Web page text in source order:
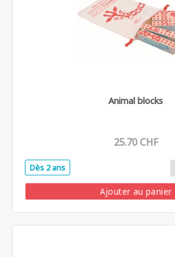
Animal blocks
25.70 CHF
Dès 2 ans
Ajouter au panier